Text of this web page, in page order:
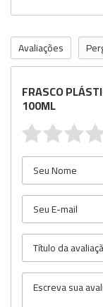
Avaliações
FRASCO
100ML